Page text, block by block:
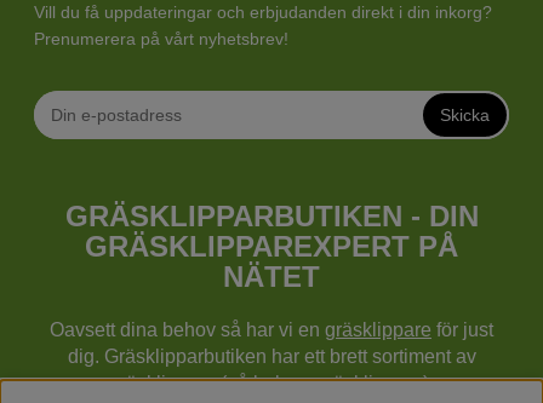
Vill du få uppdateringar och erbjudanden direkt i din inkorg?
Prenumerera på vårt nyhetsbrev!
Skicka
GRÄSKLIPPARBUTIKEN - DIN
GRÄSKLIPPAREXPERT PÅ
NÄTET
Oavsett dina behov så har vi en gräsklippare för just
dig. Gräsklipparbutiken har ett brett sortiment av
gräsklippare (gå bakom gräsklippare),